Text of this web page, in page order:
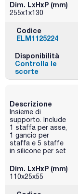
Dim. LxHxP (mm)
255x1x130
Codice
ELM1125224
Disponibilità
Controlla le
scorte
Descrizione
Insieme di
supporto. Include
1 staffa per asse,
1 gancio per
staffa e 5 staffe
in silicone per set
Dim. LxHxP (mm)
110x25x55